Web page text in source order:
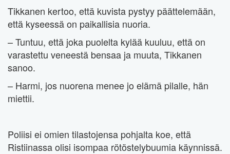
Tikkanen kertoo, että kuvista pystyy päättelemään,
että kyseessä on paikallisia nuoria.
– Tuntuu, että joka puolelta kylää kuuluu, että on
varastettu veneestä bensaa ja muuta, Tikkanen
sanoo.
– Harmi, jos nuorena menee jo elämä pilalle, hän
miettii.
Poliisi ei omien tilastojensa pohjalta koe, että
Ristiinassa olisi isompaa rötöstelybuumia käynnissä.